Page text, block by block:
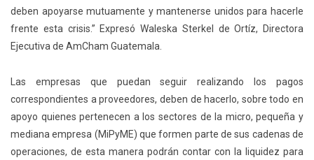
deben apoyarse mutuamente y mantenerse unidos para hacerle
frente esta crisis.” Expresó Waleska Sterkel de Ortíz, Directora
Ejecutiva de AmCham Guatemala.
Las empresas que puedan seguir realizando los pagos
correspondientes a proveedores, deben de hacerlo, sobre todo en
apoyo quienes pertenecen a los sectores de la micro, pequeña y
mediana empresa (MiPyME) que formen parte de sus cadenas de
operaciones, de esta manera podrán contar con la liquidez para